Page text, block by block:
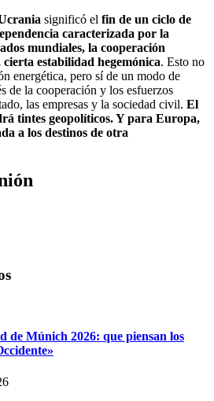
significó el fin de un ciclo de
caracterizada por la
mundiales, la cooperación
estabilidad hegemónica. Esto no
energética, pero sí de un modo de
de la cooperación y los esfuerzos
las empresas y la sociedad civil. El
tintes geopolíticos. Y para Europa,
a los destinos de otra
de Múnich 2026: que piensan los